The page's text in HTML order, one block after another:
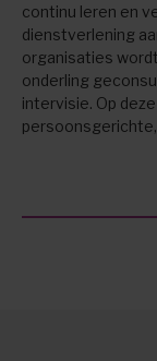
continu leren en
dienstverlening
organisaties
onderling
intervisie. Op